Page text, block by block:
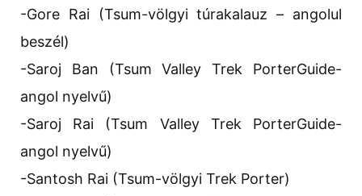
-Gore Rai (Tsum-völgyi túrakalauz – angolul
beszél)
-Saroj Ban (Tsum Valley Trek PorterGuide-
angol nyelvű)
-Saroj Rai (Tsum Valley Trek PorterGuide-
angol nyelvű)
-Santosh Rai (Tsum-völgyi Trek Porter)